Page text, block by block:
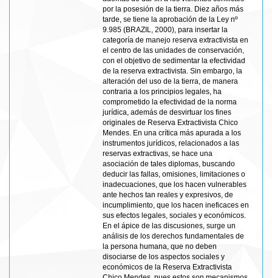
por la posesión de la tierra. Diez años más
tarde, se tiene la aprobación de la Ley nº
9.985 (BRAZIL, 2000), para insertar la
categoría de manejo reserva extractivista en
el centro de las unidades de conservación,
con el objetivo de sedimentar la efectividad
de la reserva extractivista. Sin embargo, la
alteración del uso de la tierra, de manera
contraria a los principios legales, ha
comprometido la efectividad de la norma
jurídica, además de desvirtuar los fines
originales de Reserva Extractivista Chico
Mendes. En una crítica más apurada a los
instrumentos jurídicos, relacionados a las
reservas extractivas, se hace una
asociación de tales diplomas, buscando
deducir las fallas, omisiones, limitaciones o
inadecuaciones, que los hacen vulnerables
ante hechos tan reales y expresivos, de
incumplimiento, que los hacen ineficaces en
sus efectos legales, sociales y económicos.
En el ápice de las discusiones, surge un
análisis de los derechos fundamentales de
la persona humana, que no deben
disociarse de los aspectos sociales y
económicos de la Reserva Extractivista